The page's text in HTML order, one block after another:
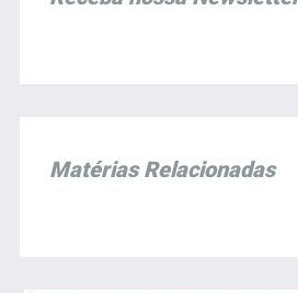
Matérias Relacionadas